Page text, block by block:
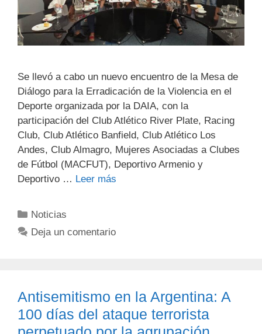
Se llevó a cabo un nuevo encuentro de la Mesa de
Diálogo para la Erradicación de la Violencia en el
Deporte organizada por la DAIA, con la
participación del Club Atlético River Plate, Racing
Club, Club Atlético Banfield, Club Atlético Los
Andes, Club Almagro, Mujeres Asociadas a Clubes
de Fútbol (MACFUT), Deportivo Armenio y
Deportivo … Leer más
Noticias
Deja un comentario
Antisemitismo en la Argentina: A
100 días del ataque terrorista